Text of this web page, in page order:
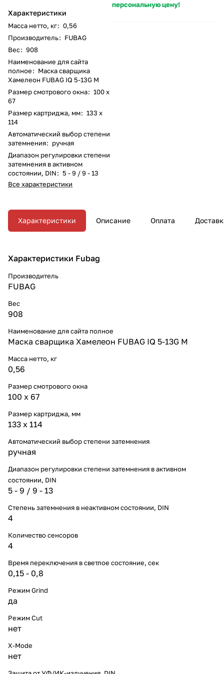
Характеристики
Масса нетто, кг: 0,56
Производитель: FUBAG
Вес: 908
Наименование для сайта
полное: Маска сварщика
Хамелеон FUBAG IQ 5-13G M
Размер смотрового окна: 100 x
67
Размер картриджа, мм: 133 x
114
Автоматический выбор степени
затемнения: ручная
Диапазон регулировки степени
затемнения в активном
состоянии, DIN: 5 - 9 / 9 - 13
Все характеристики
персональную цену!
Характеристики Описание Оплата
Характеристики Fubag
Производитель
FUBAG
Вес
908
Наименование для сайта полное
Маска сварщика Хамелеон FUBAG IQ 5-13G M
Масса нетто, кг
0,56
Размер смотрового окна
100 x 67
Размер картриджа, мм
133 x 114
Автоматический выбор степени затемнения
ручная
Диапазон регулировки степени затемнения в активном
состоянии, DIN
5 - 9 / 9 - 13
Степень затемнения в неактивном состоянии, DIN
4
Количество сенсоров
4
Время переключения в светлое состояние, сек
0,15 - 0,8
Режим Grind
да
Режим Cut
нет
X-Mode
нет